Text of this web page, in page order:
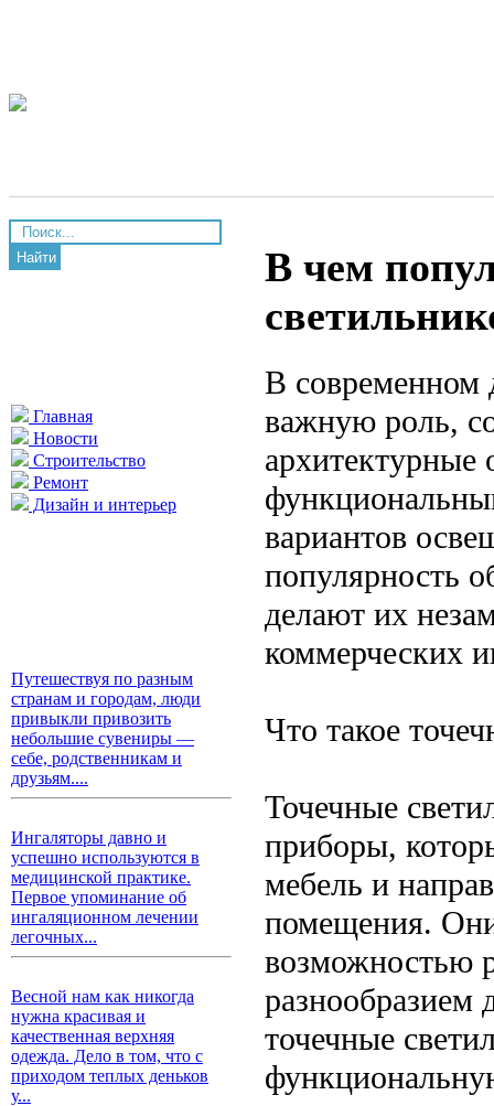
Найти
Главная
Новости
Строительство
Ремонт
Дизайн и интерьер
Путешествуя по разным
странам и городам, люди
привыкли привозить
небольшие сувениры —
себе, родственникам и
друзьям....
Ингаляторы давно и
успешно используются в
медицинской практике.
Первое упоминание об
ингаляционном лечении
легочных...
Весной нам как никогда
нужна красивая и
качественная верхняя
одежда. Дело в том, что с
приходом теплых деньков
у...
В чем
В современном
важную роль,
архитектурные
вариантов
популярность
делают их
коммерческих
Что такое
Точечные
приборы,
мебель и
помещения.
возможностью
разнообразием
точечные